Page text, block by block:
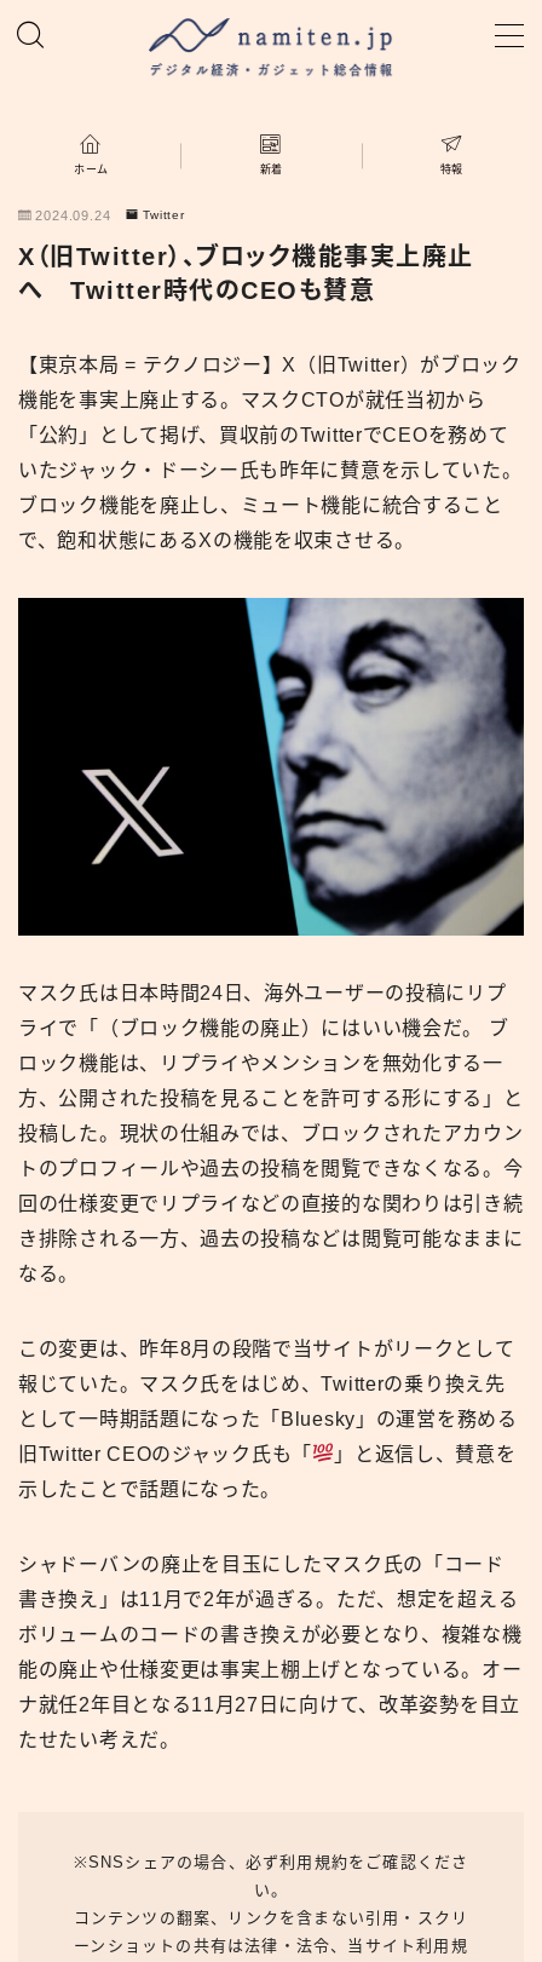
ホーム
新着
namiten.jp
ホーム 新着 特報
2024.09.24 Twitter
X（旧Twitter）、ブロック機能事実上廃止
へ Twitter時代のCEOも賛意
【東京本局 = テクノロジー】X（旧Twitter）がブロック
機能を事実上廃止する。マスクCTOが就任当初から
「公約」として掲げ、買収前のTwitterでCEOを務めて
いたジャック・ドーシー氏も昨年に賛意を示していた。
ブロック機能を廃止し、ミュート機能に統合すること
で、飽和状態にあるXの機能を収束させる。
マスク氏は日本時間24日、海外ユーザーの投稿にリプ
ライで「（ブロック機能の廃止）にはいい機会だ。 ブ
ロック機能は、リプライやメンションを無効化する一
方、公開された投稿を見ることを許可する形にする」と
投稿した。現状の仕組みでは、ブロックされたアカウン
トのプロフィールや過去の投稿を閲覧できなくなる。今
回の仕様変更でリプライなどの直接的な関わりは引き続
き排除される一方、過去の投稿などは閲覧可能なままに
なる。
この変更は、昨年8月の段階で当サイトがリークとして
報じていた。マスク氏をはじめ、Twitterの乗り換え先
として一時期話題になった「Bluesky」の運営を務める
旧Twitter CEOのジャック氏も「
」と返信し、賛意を
示したことで話題になった。
シャドーバンの廃止を目玉にしたマスク氏の「コード
書き換え」は11月で2年が過ぎる。ただ、想定を超える
ボリュームのコードの書き換えが必要となり、複雑な機
能の廃止や仕様変更は事実上棚上げとなっている。オー
ナ就任2年目となる11月27日に向けて、改革姿勢を目立
たせたい考えだ。
※SNSシェアの場合、必ず利用規約をご確認くださ
い。
コンテンツの翻案、リンクを含まない引用・スクリ
ーンショットの共有は法律・法令、当サイト利用規